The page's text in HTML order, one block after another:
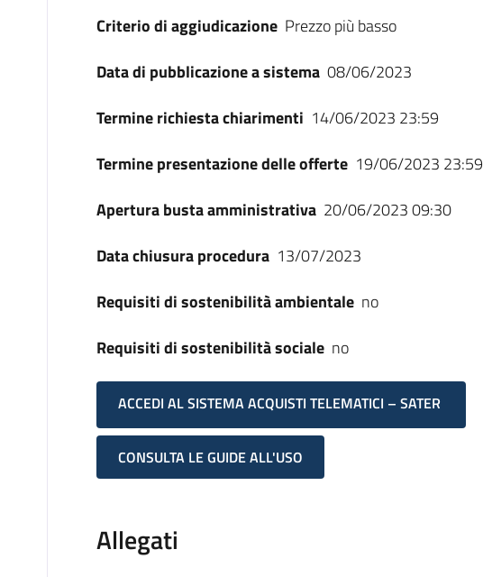
Criterio di aggiudicazione Prezzo più basso
Data di pubblicazione a sistema 08/06/2023
Termine richiesta chiarimenti 14/06/2023 23:59
Termine presentazione delle offerte 19/06/2023 23:59
Apertura busta amministrativa 20/06/2023 09:30
Data chiusura procedura 13/07/2023
Requisiti di sostenibilità ambientale no
Requisiti di sostenibilità sociale no
ACCEDI AL SISTEMA ACQUISTI TELEMATICI – SATER
CONSULTA LE GUIDE ALL'USO
Allegati